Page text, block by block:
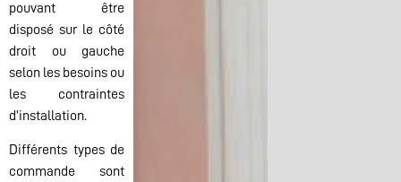
pouvant être
disposé sur le côté
droit ou gauche
selon les besoins ou
les contraintes
d’installation.
Différents types de
commande sont